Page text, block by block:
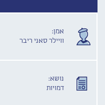
אמן:
וויילר סאני ריבר
נושא:
דמויות